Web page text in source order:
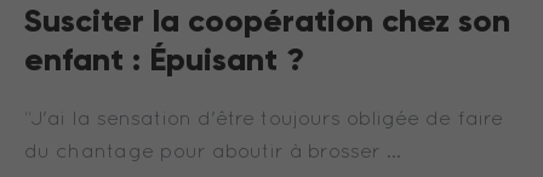
Susciter la coopération chez son
enfant : Épuisant ?
“J'ai la sensation d'être toujours obligée de faire
du chantage pour aboutir à brosser …